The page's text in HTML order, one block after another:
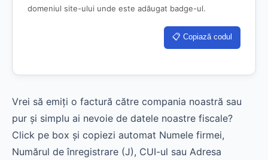
domeniul site-ului unde este adăugat badge-ul.
📋 Copiază codul
Vrei să emiți o factură către compania noastră sau
pur și simplu ai nevoie de datele noastre fiscale?
Click pe box și copiezi automat Numele firmei,
Numărul de înregistrare (J), CUI-ul sau Adresa